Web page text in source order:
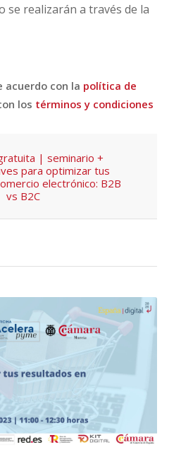
se realizarán a través de la
acuerdo con la política de
los términos y condiciones
| seminario +
para optimizar tus
electrónico: B2B
vs B2C